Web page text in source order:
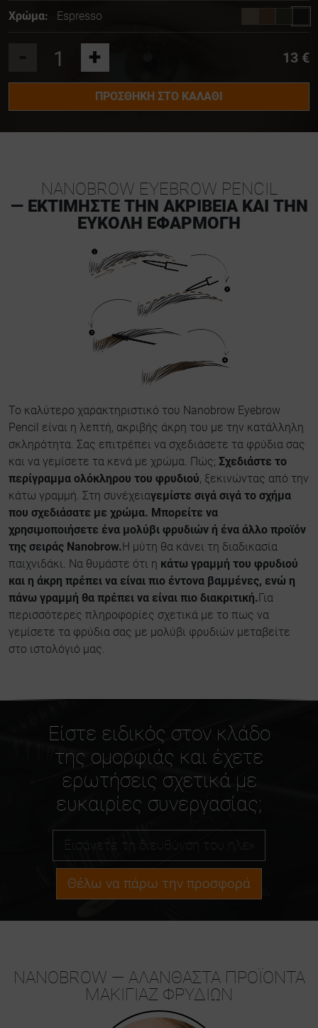
Χρώμα: Espresso
+ 13 €
ΠΡΟΣΘΉΚΗ ΣΤΟ ΚΑΛΆΘΙ
NANOBROW EYEBROW PENCIL
— ΕΚΤΙΜΉΣΤΕ ΤΗΝ ΑΚΡΊΒΕΙΑ ΚΑΙ ΤΗΝ
ΕΎΚΟΛΗ ΕΦΑΡΜΟΓΉ
Το καλύτερο χαρακτηριστικό του Nanobrow Eyebrow
Pencil είναι η λεπτή, ακριβής άκρη του με την κατάλληλη
σκληρότητα. Σας επιτρέπει να σχεδιάσετε τα φρύδια σας
και να γεμίσετε τα κενά με χρώμα. Πώς; Σχεδιάστε το
περίγραμμα ολόκληρου του φρυδιού, ξεκινώντας από την
κάτω γραμμή. Στη συνέχειαγεμίστε σιγά σιγά το σχήμα
που σχεδιάσατε με χρώμα. Μπορείτε να
χρησιμοποιήσετε ένα μολύβι φρυδιών ή ένα άλλο προϊόν
της σειράς Nanobrow.Η μύτη θα κάνει τη διαδικασία
παιχνιδάκι. Να θυμάστε ότι η κάτω γραμμή του φρυδιού
και η άκρη πρέπει να είναι πιο έντονα βαμμένες, ενώ η
πάνω γραμμή θα πρέπει να είναι πιο διακριτική.Για
περισσότερες πληροφορίες σχετικά με το πως να
γεμίσετε τα φρύδια σας με μολύβι φρυδιών μεταβείτε
στο ιστολόγιό μας.
Είστε ειδικός στον κλάδο
της ομορφιάς και έχετε
ερωτήσεις σχετικά με
ευκαιρίες συνεργασίας;
Θέλω να πάρω την προσφορά
NANOBROW — ΑΛΆΝΘΑΣΤΑ ΠΡΟΪΌΝΤΑ
ΜΑΚΙΓΙΆΖ ΦΡΥΔΙΏΝ